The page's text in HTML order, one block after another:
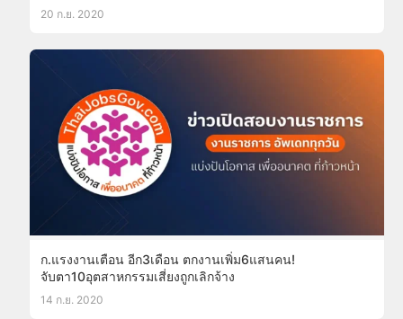
20 ก.ย. 2020
ก.แรงงานเตือน อีก3เดือน ตกงานเพิ่ม6แสนคน!
จับตา10อุตสาหกรรมเสี่ยงถูกเลิกจ้าง
14 ก.ย. 2020